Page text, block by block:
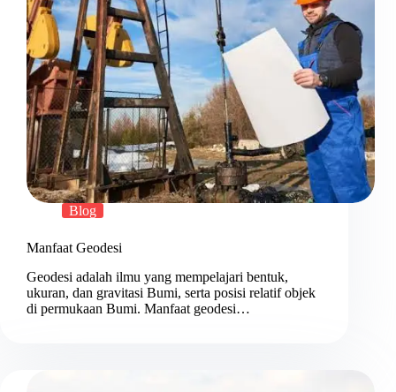
Blog
Manfaat Geodesi
Geodesi adalah ilmu yang mempelajari bentuk,
ukuran, dan gravitasi Bumi, serta posisi relatif objek
di permukaan Bumi. Manfaat geodesi…